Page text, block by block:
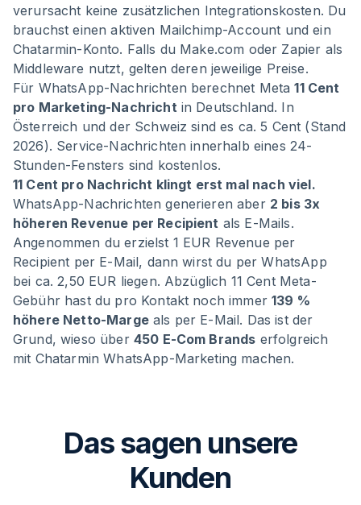
verursacht keine zusätzlichen Integrationskosten. Du
brauchst einen aktiven Mailchimp-Account und ein
Chatarmin-Konto. Falls du Make.com oder Zapier als
Middleware nutzt, gelten deren jeweilige Preise.
Für WhatsApp-Nachrichten berechnet Meta11 Cent
pro Marketing-Nachricht in Deutschland. In
Österreich und der Schweiz sind es ca. 5 Cent (Stand
2026). Service-Nachrichten innerhalb eines 24-
Stunden-Fensters sind kostenlos.
11 Cent pro Nachricht klingt erst mal nach viel.
WhatsApp-Nachrichten generieren aber 2 bis 3x
höheren Revenue per Recipient als E-Mails.
Angenommen du erzielst 1 EUR Revenue per
Recipient per E-Mail, dann wirst du per WhatsApp
bei ca. 2,50 EUR liegen. Abzüglich 11 Cent Meta-
Gebühr hast du pro Kontakt noch immer139 %
höhere Netto-Margeals per E-Mail. Das ist der
Grund, wieso über 450 E-Com Brands erfolgreich
mit Chatarmin WhatsApp-Marketing machen.
Das sagen unsere
Kunden